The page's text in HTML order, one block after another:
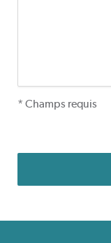
* Champs requis